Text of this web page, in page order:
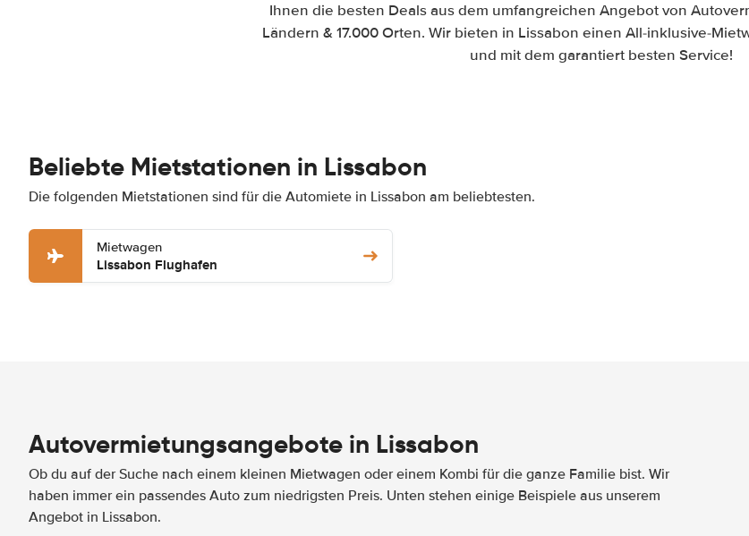
Ihnen die besten Deals aus dem umfangreichen Angebot von
Ländern & 17.000 Orten. Wir bieten in Lissabon einen All-inklusive-
und mit dem garantiert besten Service!
Beliebte Mietstationen in Lissabon
Die folgenden Mietstationen sind für die Automiete in Lissabon am beliebtesten.
Mietwagen
Lissabon Flughafen
Autovermietungsangebote in Lissabon
Ob du auf der Suche nach einem kleinen Mietwagen oder einem Kombi für die ganze Familie bist. Wir
haben immer ein passendes Auto zum niedrigsten Preis. Unten stehen einige Beispiele aus unserem
Angebot in Lissabon.